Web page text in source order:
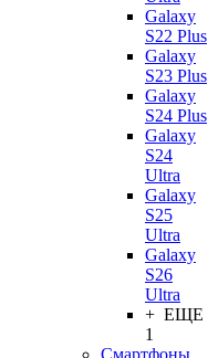
Galaxy
S22 Plus
Galaxy
S23 Plus
Galaxy
S24 Plus
Galaxy
S24
Ultra
Galaxy
S25
Ultra
Galaxy
S26
Ultra
+ ЕЩЕ
1
Смартфоны